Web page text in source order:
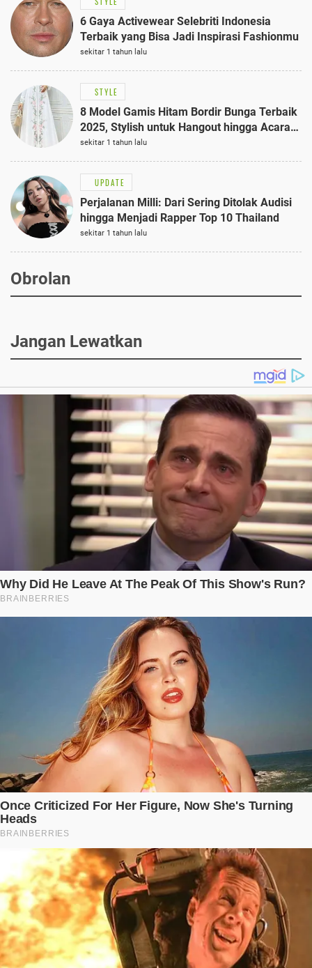
6 Gaya Activewear Selebriti Indonesia
Terbaik yang Bisa Jadi Inspirasi Fashionmu
sekitar 1 tahun lalu
STYLE
8 Model Gamis Hitam Bordir Bunga Terbaik
2025, Stylish untuk Hangout hingga Acara
Semi-Formal
sekitar 1 tahun lalu
UPDATE
Perjalanan Milli: Dari Sering Ditolak Audisi
hingga Menjadi Rapper Top 10 Thailand
sekitar 1 tahun lalu
Obrolan
Jangan Lewatkan